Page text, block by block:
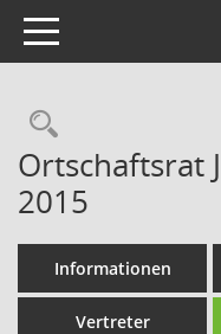
Toggle navigation
Ortschaftsrat
2015
Informationen
Vertreter